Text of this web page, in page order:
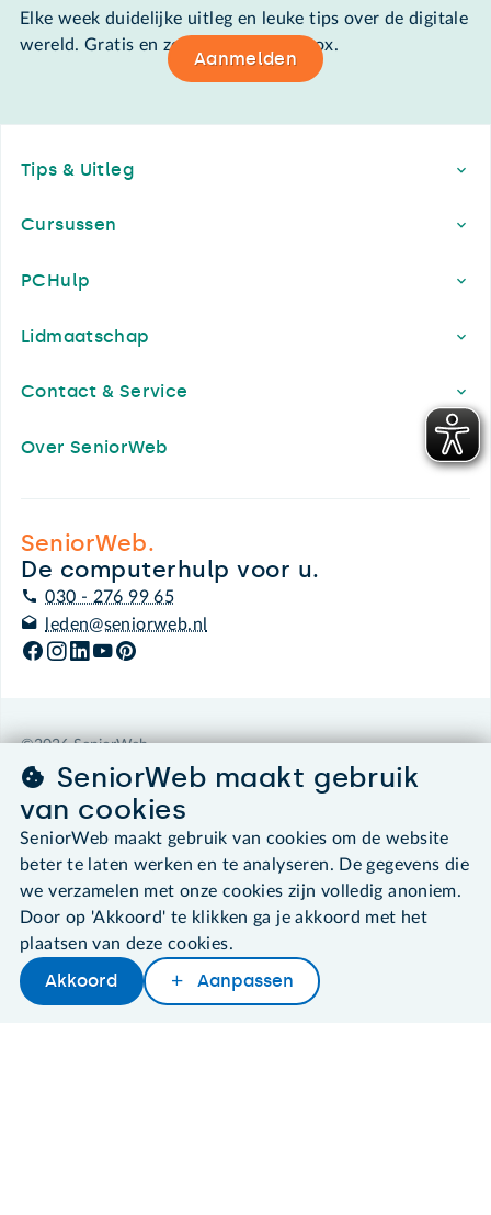
Later lezen Delen Woordenboek
Elke week duidelijke uitleg en leuke tips over de digitale
wereld. Gratis en zomaar in de mailbox.
Aanmelden
Tips & Uitleg
Cursussen
PCHulp
Lidmaatschap
Contact & Service
Over SeniorWeb
SeniorWeb.
De computerhulp voor u.
030 - 276 99 65
leden@seniorweb.nl
©2026 SeniorWeb
Algemene voorwaarden
Cookies en cookie-instellingen
Disclaimer
Privacybeleid
About SeniorWeb
SeniorWeb maakt gebruik
van cookies
SeniorWeb maakt gebruik van cookies om de website
beter te laten werken en te analyseren. De gegevens die
we verzamelen met onze cookies zijn volledig anoniem.
Door op 'Akkoord' te klikken ga je akkoord met het
plaatsen van deze cookies.
Akkoord Aanpassen